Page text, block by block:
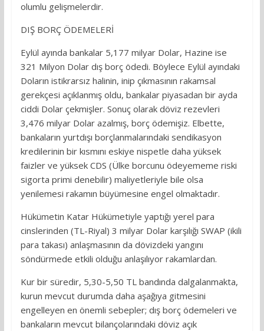
olumlu gelişmelerdir.
DIŞ BORÇ ÖDEMELERİ
Eylül ayında bankalar 5,177 milyar Dolar, Hazine ise
321 Milyon Dolar dış borç ödedi. Böylece Eylül ayındaki
Doların istikrarsız halinin, inip çıkmasının rakamsal
gerekçesi açıklanmış oldu, bankalar piyasadan bir ayda
ciddi Dolar çekmişler. Sonuç olarak döviz rezevleri
3,476 milyar Dolar azalmış, borç ödemişiz. Elbette,
bankaların yurtdışı borçlanmalarındaki sendikasyon
kredilerinin bir kısmını eskiye nispetle daha yüksek
faizler ve yüksek CDS (Ülke borcunu ödeyememe riski
sigorta primi denebilir) maliyetleriyle bile olsa
yenilemesi rakamın büyümesine engel olmaktadır.
Hükümetin Katar Hükümetiyle yaptığı yerel para
cinslerinden (TL-Riyal) 3 milyar Dolar karşılığı SWAP (ikili
para takası) anlaşmasının da dövizdeki yangını
söndürmede etkili olduğu anlaşılıyor rakamlardan.
Kur bir süredir, 5,30-5,50 TL bandında dalgalanmakta,
kurun mevcut durumda daha aşağıya gitmesini
engelleyen en önemli sebepler; dış borç ödemeleri ve
bankaların mevcut bilançolarındaki döviz açık